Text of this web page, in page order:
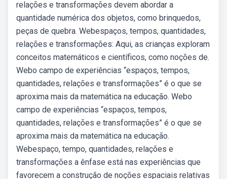
relações e transformações devem abordar a
quantidade numérica dos objetos, como brinquedos,
peças de quebra. Webespaços, tempos, quantidades,
relações e transformações: Aqui, as crianças exploram
conceitos matemáticos e científicos, como noções de.
Webo campo de experiências “espaços, tempos,
quantidades, relações e transformações” é o que se
aproxima mais da matemática na educação. Webo
campo de experiências “espaços, tempos,
quantidades, relações e transformações” é o que se
aproxima mais da matemática na educação.
Webespaço, tempo, quantidades, relações e
transformações a ênfase está nas experiências que
favorecem a construção de noções espaciais relativas